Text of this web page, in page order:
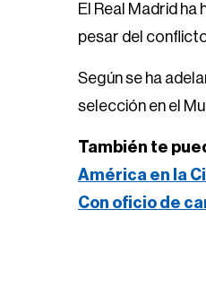
El Real Madrid
pesar del
Según se ha
selección en el
También te
América en la
Con oficio de